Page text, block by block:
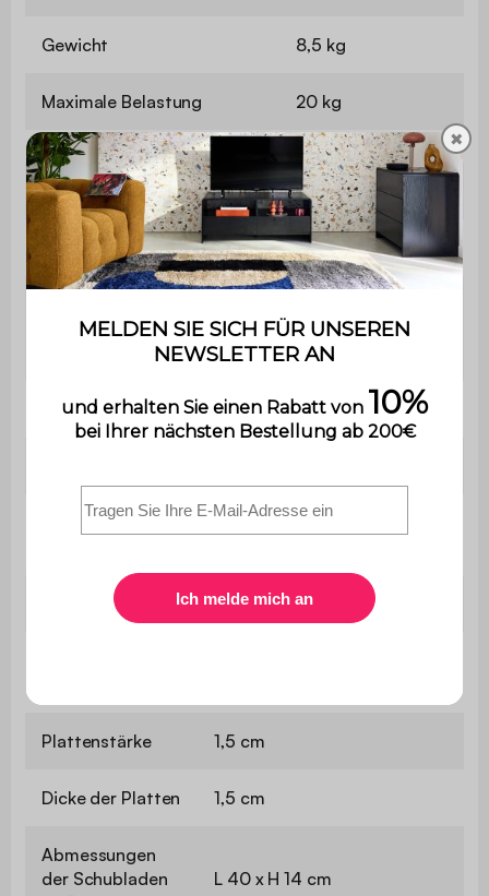
Gewicht 8,5 kg
Maximale Belastung 20 kg
Verwendung Innenbereich
Garantie 2 Jahre
Montage
eine Bedienungsanleitung
wird mitgeliefert.
Mit Schubladen Ja
Farbe der
Naturfarben
Abmessungen B 40 x T 40 x H 50cm
Plattenstärke 1,5 cm
Dicke der Platten 1,5 cm
Abmessungen
der Schubladen
L 40 x H 14 cm
✖